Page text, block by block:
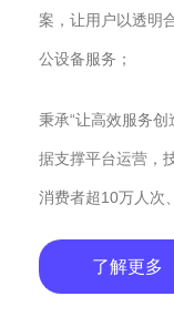
案，让用户以透明
公设备服务；
秉承“让高效服务
据支撑平台运营，
消费者超10万人次
了解更多